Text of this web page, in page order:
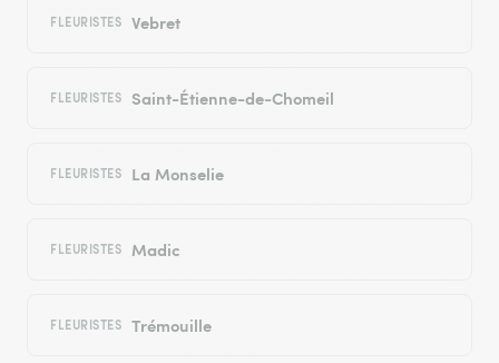
FLEURISTES Vebret
FLEURISTES Saint-Étienne-de-Chomeil
FLEURISTES La Monselie
FLEURISTES Madic
FLEURISTES Trémouille